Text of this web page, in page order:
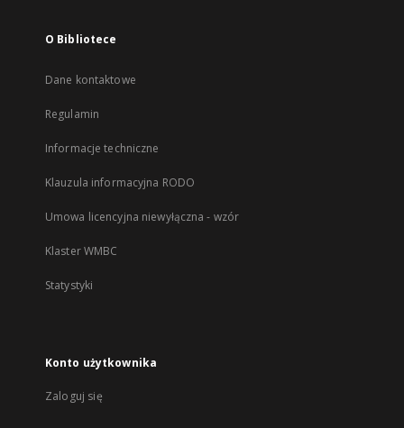
O Bibliotece
Dane kontaktowe
Regulamin
Informacje techniczne
Klauzula informacyjna RODO
Umowa licencyjna niewyłączna - wzór
Klaster WMBC
Statystyki
Konto użytkownika
Zaloguj się